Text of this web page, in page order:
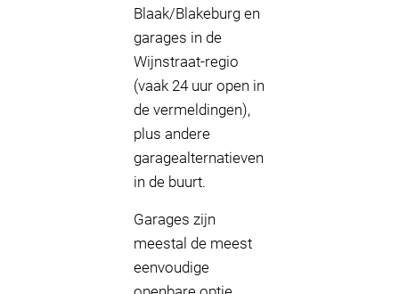
Blaak/Blakeburg en
garages in de
Wijnstraat-regio
(vaak 24 uur open in
de vermeldingen),
plus andere
garagealternatieven
in de buurt.
Garages zijn
meestal de meest
eenvoudige